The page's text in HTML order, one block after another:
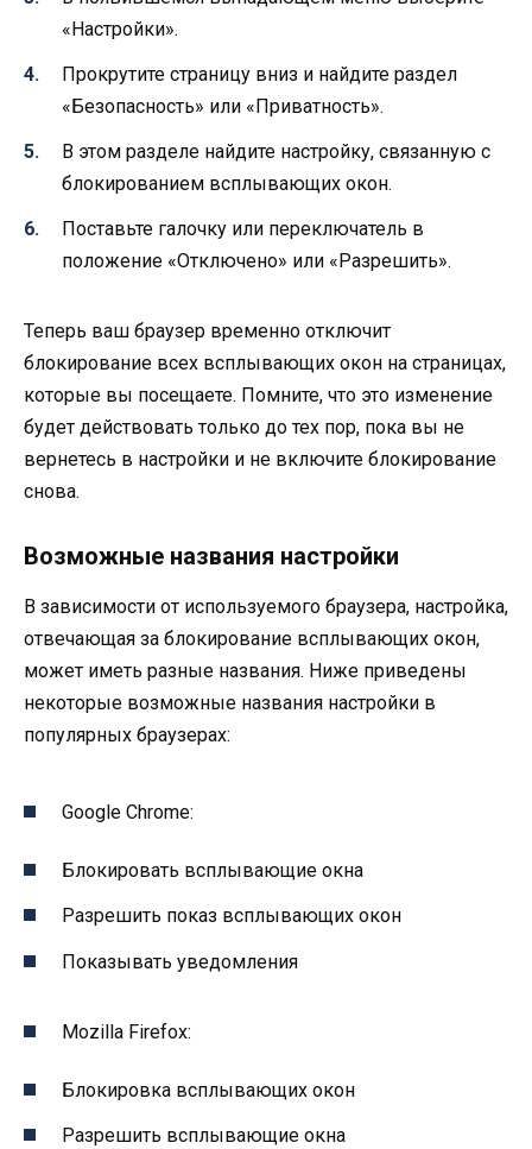
«Настройки».
Прокрутите страницу вниз и найдите раздел
«Безопасность» или «Приватность».
В этом разделе найдите настройку, связанную с
блокированием всплывающих окон.
Поставьте галочку или переключатель в
положение «Отключено» или «Разрешить».
Теперь ваш браузер временно отключит
блокирование всех всплывающих окон на страницах,
которые вы посещаете. Помните, что это изменение
будет действовать только до тех пор, пока вы не
вернетесь в настройки и не включите блокирование
снова.
Возможные названия настройки
В зависимости от используемого браузера, настройка,
отвечающая за блокирование всплывающих окон,
может иметь разные названия. Ниже приведены
некоторые возможные названия настройки в
популярных браузерах:
Google Chrome:
Блокировать всплывающие окна
Разрешить показ всплывающих окон
Показывать уведомления
Mozilla Firefox:
Блокировка всплывающих окон
Разрешить всплывающие окна